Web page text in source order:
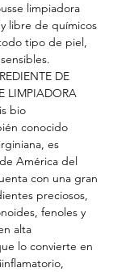
limpiadora
libre de químicos
tipo de piel,
DE
LIMPIADORA
bio
conocido
es
América del
con una gran
preciosos,
fenoles y
alta
lo convierte en